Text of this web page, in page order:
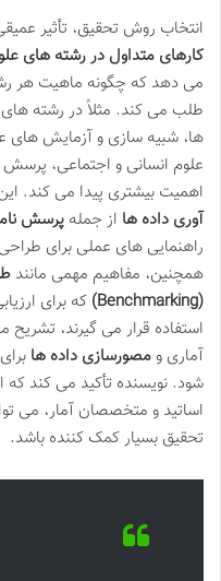
انتخاب روش تحقیق، تأثیر
کارهای متداول در رشته های
می دهد که چگونه ماهیت هر
طلب می کند. مثلاً در رشته
ها، شبیه سازی و آزمایش های
علوم انسانی و اجتماعی، پرسش
اهمیت بیشتری پیدا می کند.
آوری داده ها از جمله پرسش
راهنمایی های عملی برای
همچنین، مفاهیم مهمی مانند
(Benchmarking)
که برای
استفاده قرار می گیرند،
آماری و مصورسازی داده ها
شود. نویسنده تأکید می کند که
اساتید و متخصصان آمار، می
تحقیق بسیار کمک کننده باشد.